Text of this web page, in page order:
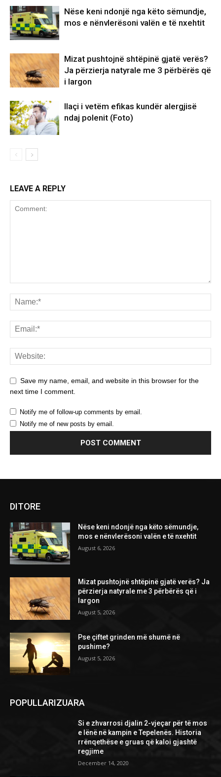
Nëse keni ndonjë nga këto sëmundje,
mos e nënvlerësoni valën e të nxehtit
Mizat pushtojnë shtëpinë gjatë verës?
Ja përzierja natyrale me 3 përbërës që
i largon
Ilaçi i vetëm efikas kundër alergjisë
ndaj polenit (Foto)
LEAVE A REPLY
Save my name, email, and website in this browser for the
next time I comment.
Notify me of follow-up comments by email.
Notify me of new posts by email.
DITORE
Nëse keni ndonjë nga këto sëmundje,
mos e nënvlerësoni valën e të nxehtit
August 6, 2026
Mizat pushtojnë shtëpinë gjatë verës? Ja
përzierja natyrale me 3 përbërës që i
largon
August 5, 2026
Pse çiftet grinden më shumë në
pushime?
August 5, 2026
POPULLARIZUARA
Si e zhvarrosi djalin 2-vjeçar për të mos
e lënë në kampin e Tepelenës. Historia
rrënqethëse e gruas që kaloi gjashtë
regjime
December 14, 2020